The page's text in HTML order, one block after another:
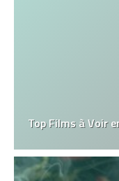
Top Films à Voir